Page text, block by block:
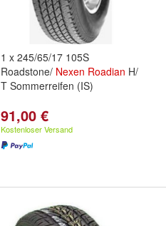
1 x 245/65/17 105S
Roadstone/ Nexen Roadian H/
T Sommerreifen (IS)
91,00 €
Kostenloser Versand